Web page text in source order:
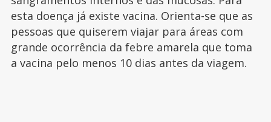
esta doença já existe vacina. Orienta-se que as
pessoas que quiserem viajar para áreas com
grande ocorrência da febre amarela que toma
a vacina pelo menos 10 dias antes da viagem.